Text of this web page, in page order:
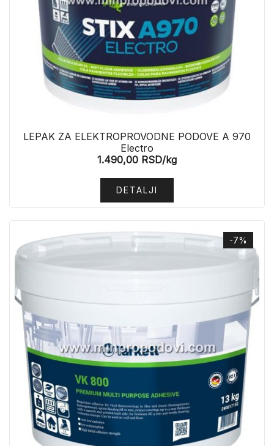
LEPAK ZA ELEKTROPROVODNE PODOVE A 970
Electro
1.490,00 RSD/kg
DETALJI
-7%